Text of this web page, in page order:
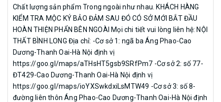
Chất lượng sản phẩm Trong ngoài như nhau. KHÁCH HÀNG
KIỂM TRA MỘC KÝ BẢO ĐẢM SAU ĐÓ CÓ SỞ MỚI BẮT ĐẦU
HOÀN THIỆN PHẨN BÊN NGOÀI Mọi chi tiết vui lòng liên hệ: NỘI
THẤT BÌNH LONG Địa chỉ: -Cơ sở 1: ngã ba Áng Phao-Cao
Dương-Thanh Oai-Hà Nội định vị
https://goo.gl/maps/aTHsHT5gsb9SRfPm7 -Cơ sở 2: số 77-
ĐT429-Cao Dương-Thanh Oai-Hà Nội định vị
https://goo.gl/maps/ioYXSwkdxiLsMTW49 -Cơ sở 3: số 8-
đường liên thôn Áng Phao-Cao Dương-Thanh Oai-Hà Nội định